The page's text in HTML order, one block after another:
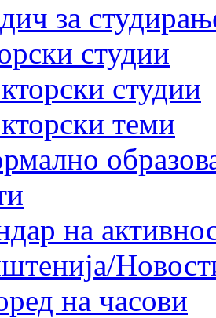
за
студии
студии
теми
на
на часови